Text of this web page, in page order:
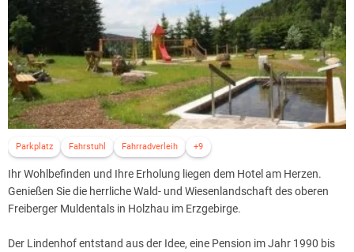
Parkplatz Fahrstuhl Fahrradverleih +9
Ihr Wohlbefinden und Ihre Erholung liegen dem Hotel am Herzen.
Genießen Sie die herrliche Wald- und Wiesenlandschaft des oberen
Freiberger Muldentals in Holzhau im Erzgebirge.
Der Lindenhof entstand aus der Idee, eine Pension im Jahr 1990 bis